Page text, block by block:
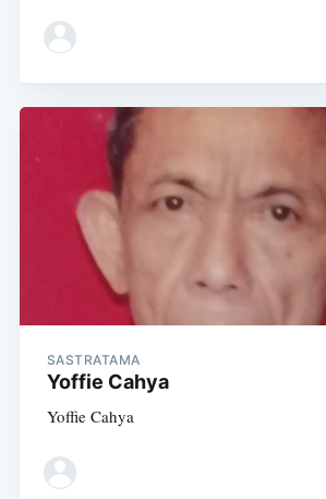
SASTRATAMA
Yoffie Cahya
Yoffie Cahya